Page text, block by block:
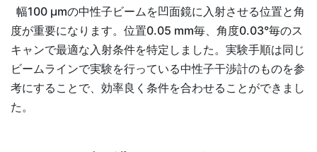
幅100 μmの中性子ビームを凹面鏡に入射させる位置と角
度が重要になります。位置0.05 mm毎、角度0.03°毎のス
キャンで最適な入射条件を特定しました。実験手順は同じ
ビームラインで実験を行っている中性子干渉計のものを参
考にすることで、効率良く条件を合わせることができまし
た。